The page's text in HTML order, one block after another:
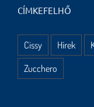
CÍMKEFELHŐ
Cissy Hírek
Zucchero